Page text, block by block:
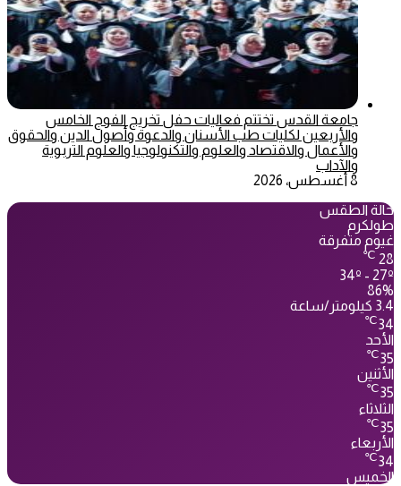
جامعة القدس تختتم فعاليات حفل تخريج الفوج الخامس
والأربعين لكليات طب الأسنان والدعوة وأصول الدين والحقوق
والأعمال والاقتصاد والعلوم والتكنولوجيا والعلوم التربوية
والآداب
8 أغسطس، 2026
حالة الطقس
طولكرم
غيوم متفرقة
28
℃
34º - 27º
86%
3.4 كيلومتر/ساعة
34
℃
الأحد
35
℃
الأثنين
35
℃
الثلاثاء
35
℃
الأربعاء
34
℃
الخميس